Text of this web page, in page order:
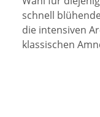
schnell
die intensiven
klassischen